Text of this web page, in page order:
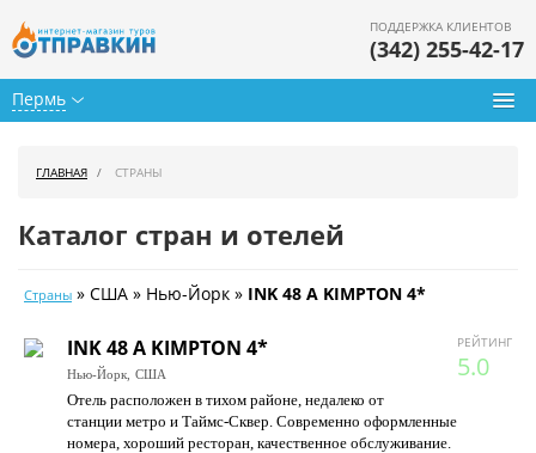
Пермь
ПОДДЕРЖКА КЛИЕНТОВ
(342) 255-42-17
Календарь туров
Цены дня
Страны
ГЛАВНАЯ СТРАНЫ
Каталог стран и отелей
Страны » США » Нью-Йорк » INK 48 A KIMPTON 4*
РЕЙТИНГ
5.0
INK 48 A KIMPTON 4*
Нью-Йорк, США
Отель расположен в тихом районе, недалеко от
станции метро и Таймс-Сквер. Современно оформленные
номера, хороший ресторан, качественное обслуживание.